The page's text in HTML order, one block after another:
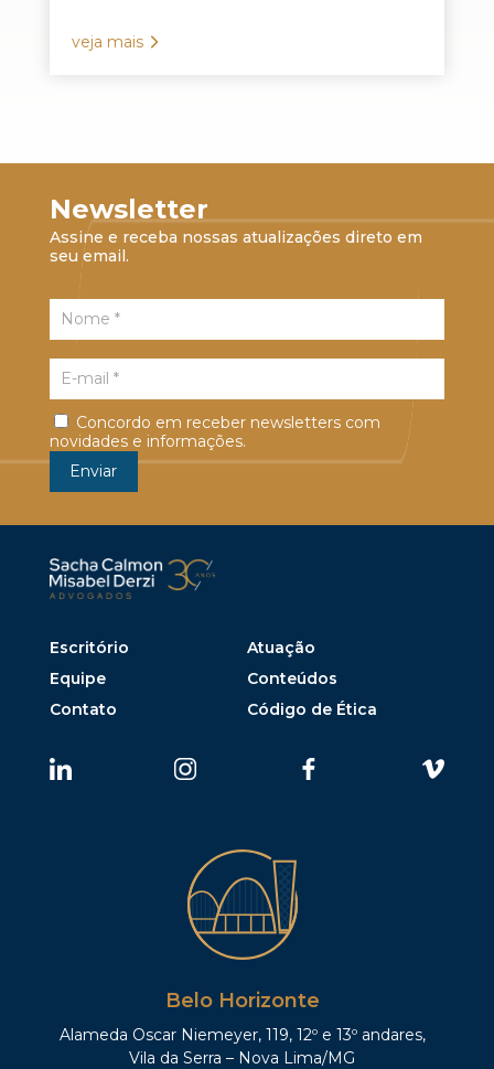
veja mais
Newsletter
Assine e receba nossas atualizações direto em
seu email.
Concordo em receber newsletters com
novidades e informações.
Escritório
Atuação
Equipe
Conteúdos
Contato
Código de Ética
Belo Horizonte
Alameda Oscar Niemeyer, 119, 12º e 13º andares,
Vila da Serra – Nova Lima/MG